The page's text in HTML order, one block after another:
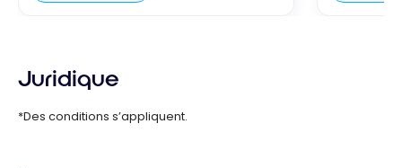
Juridique
*Des conditions s’appliquent.